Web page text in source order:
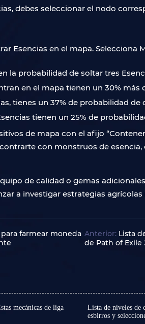
debes seleccionar el nodo
Esencias en el mapa.
la probabilidad de soltar tres
en el mapa tienen un 30%
tienes un 37% de probabilidad de
tienen un 25% de
de mapa con el afijo
con monstruos de
de calidad o gemas
a investigar estrategias
para farmear moneda Anterior: Lista
de Path of Exile
mecánicas de liga
Lista de niveles de
esbirros y